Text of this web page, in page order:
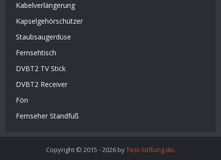
Kabelverlängerung
Kapselgehörschützer
Staubsaugerdüse
Fernsehtisch
DVBT2 TV Stick
DVBT2 Receiver
Fön
Fernseher Standfuß
Copyright © 2015 - 2026 byTest-Stiftung.de.